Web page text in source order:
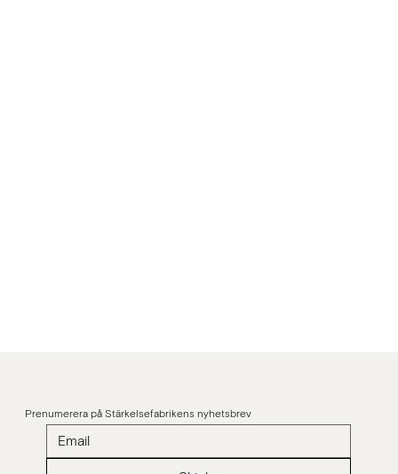
Prenumerera på Stärkelsefabrikens nyhetsbrev